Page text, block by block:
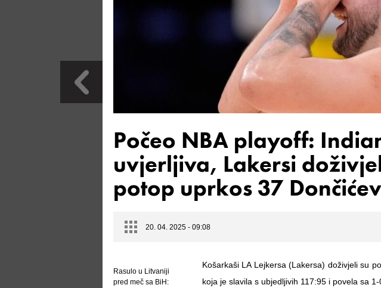
Počeo NBA playoff:
uvjerljiva, Lakersi
potop uprkos 37
20. 04. 2025 - 09:08
Rasulo u Litvaniji
pred meč sa BiH:
Košarkaši LA Lejkersa (Lakersa) doživjeli su
koja je slavila s ubjedljivih 117:95 i povela sa